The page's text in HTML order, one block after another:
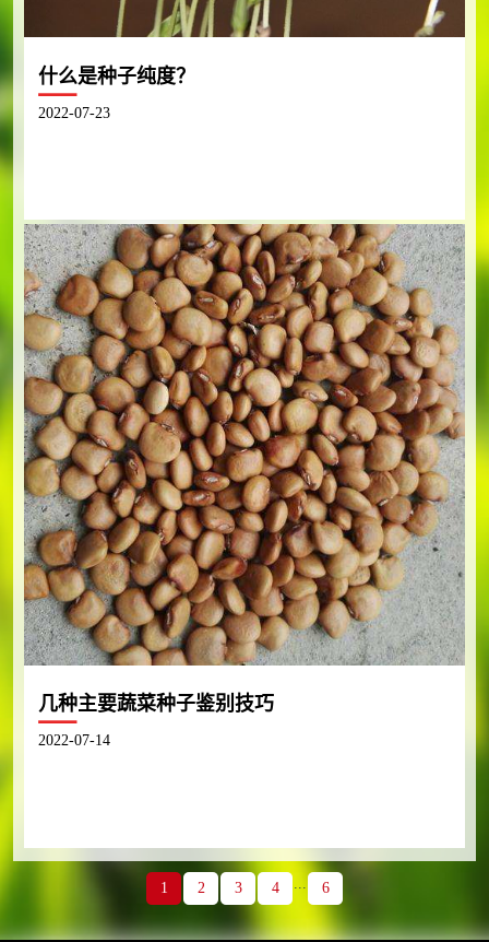
什么是种子纯度？
2022-07-23
几种主要蔬菜种子鉴别技巧
2022-07-14
1 2 3 4 6